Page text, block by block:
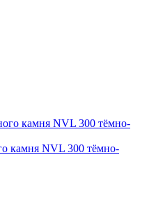
камня NVL 300 тёмно-